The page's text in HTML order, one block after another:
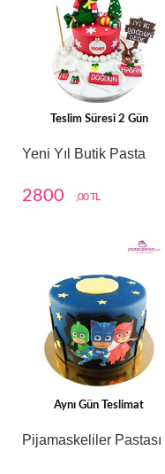
Teslim Süresi 2 Gün
Yeni Yıl Butik Pasta
2800 ,00 TL
Aynı Gün Teslimat
Pijamaskeliler Pastası